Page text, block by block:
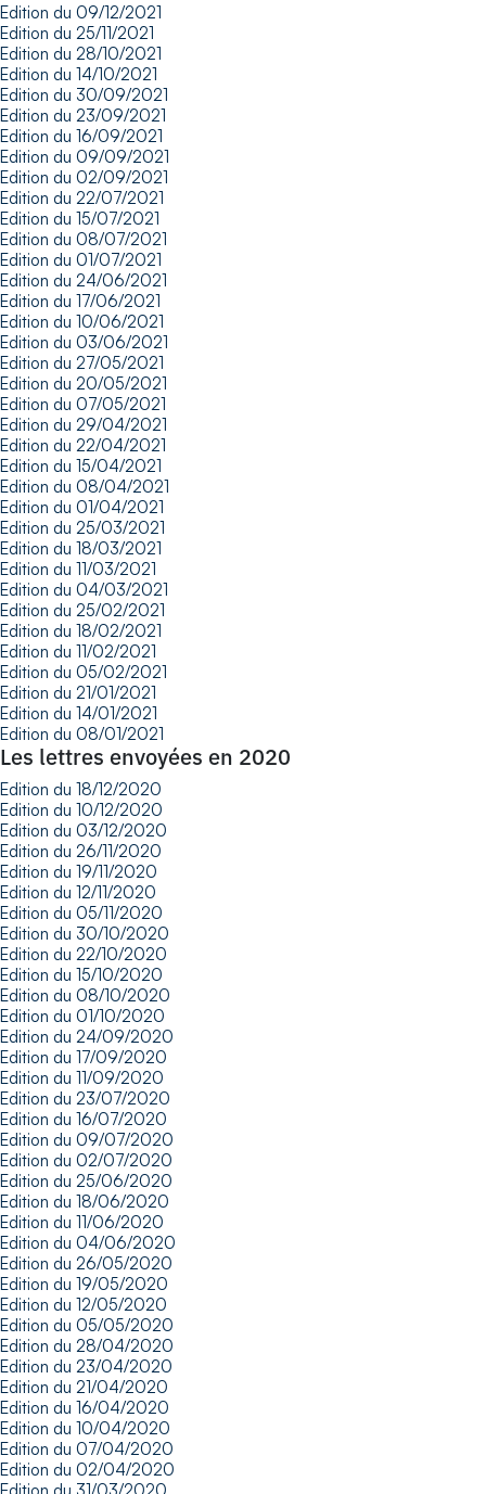
Edition du 09/12/2021
Edition du 25/11/2021
Edition du 28/10/2021
Edition du 14/10/2021
Edition du 30/09/2021
Edition du 23/09/2021
Edition du 16/09/2021
Edition du 09/09/2021
Edition du 02/09/2021
Edition du 22/07/2021
Edition du 15/07/2021
Edition du 08/07/2021
Edition du 01/07/2021
Edition du 24/06/2021
Edition du 17/06/2021
Edition du 10/06/2021
Edition du 03/06/2021
Edition du 27/05/2021
Edition du 20/05/2021
Edition du 07/05/2021
Edition du 29/04/2021
Edition du 22/04/2021
Edition du 15/04/2021
Edition du 08/04/2021
Edition du 01/04/2021
Edition du 25/03/2021
Edition du 18/03/2021
Edition du 11/03/2021
Edition du 04/03/2021
Edition du 25/02/2021
Edition du 18/02/2021
Edition du 11/02/2021
Edition du 05/02/2021
Edition du 21/01/2021
Edition du 14/01/2021
Edition du 08/01/2021
Les lettres envoyées en 2020
Edition du 18/12/2020
Edition du 10/12/2020
Edition du 03/12/2020
Edition du 26/11/2020
Edition du 19/11/2020
Edition du 12/11/2020
Edition du 05/11/2020
Edition du 30/10/2020
Edition du 22/10/2020
Edition du 15/10/2020
Edition du 08/10/2020
Edition du 01/10/2020
Edition du 24/09/2020
Edition du 17/09/2020
Edition du 11/09/2020
Edition du 23/07/2020
Edition du 16/07/2020
Edition du 09/07/2020
Edition du 02/07/2020
Edition du 25/06/2020
Edition du 18/06/2020
Edition du 11/06/2020
Edition du 04/06/2020
Edition du 26/05/2020
Edition du 19/05/2020
Edition du 12/05/2020
Edition du 05/05/2020
Edition du 28/04/2020
Edition du 23/04/2020
Edition du 21/04/2020
Edition du 16/04/2020
Edition du 10/04/2020
Edition du 07/04/2020
Edition du 02/04/2020